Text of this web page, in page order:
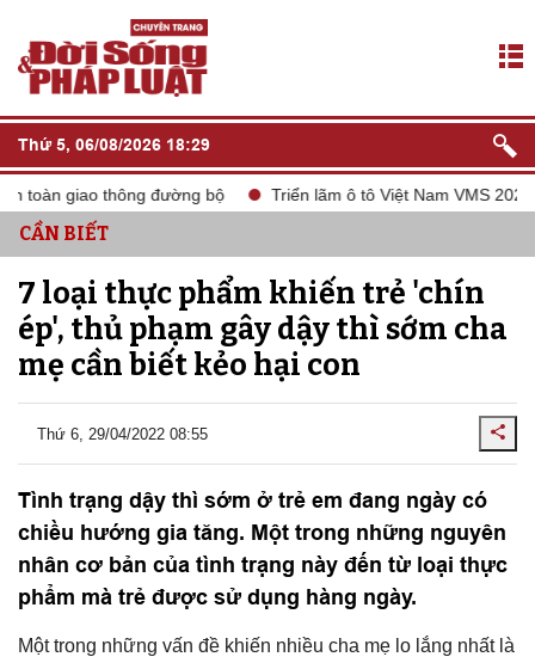
Thứ 5, 06/08/2026 18:29
giao thông đường bộ Triển lãm ô tô Việt Nam VMS 2024
CẦN BIẾT
7 loại thực phẩm khiến trẻ 'chín
ép', thủ phạm gây dậy thì sớm cha
mẹ cần biết kẻo hại con
Thứ 6, 29/04/2022 08:55
Tình trạng dậy thì sớm ở trẻ em đang ngày có
chiều hướng gia tăng. Một trong những nguyên
nhân cơ bản của tình trạng này đến từ loại thực
phẩm mà trẻ được sử dụng hàng ngày.
Một trong những vấn đề khiến nhiều cha mẹ lo lắng nhất là